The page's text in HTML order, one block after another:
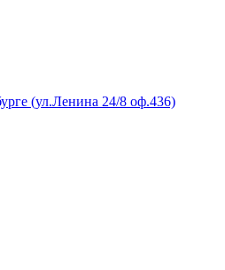
(ул.Ленина 24/8 оф.436)